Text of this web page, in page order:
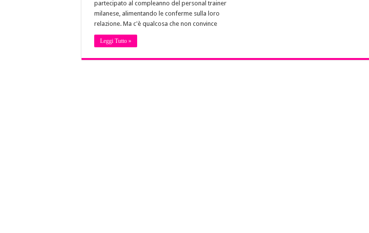
partecipato al compleanno del personal trainer
milanese, alimentando le conferme sulla loro
relazione. Ma c'è qualcosa che non convince
Leggi Tutto »